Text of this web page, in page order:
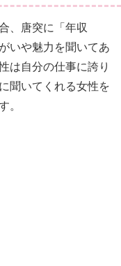
、唐突に「年収
いや魅力を聞いてあ
は自分の仕事に誇り
聞いてくれる女性を
。